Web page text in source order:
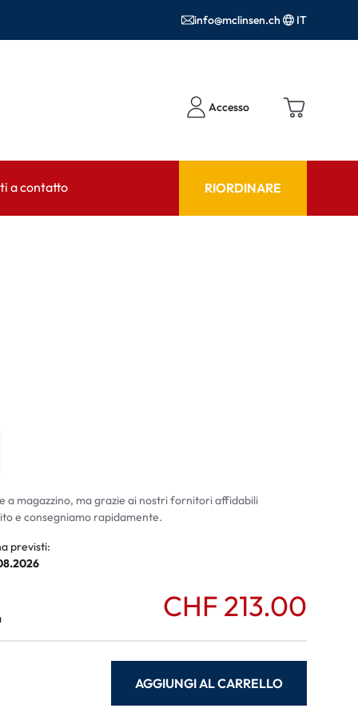
info@mclinsen.ch IT
Accesso
a contatto RIORDINARE
a magazzino, ma grazie ai nostri fornitori affidabili
e consegniamo rapidamente.
previsti:
CHF 213.00
AGGIUNGI AL CARRELLO